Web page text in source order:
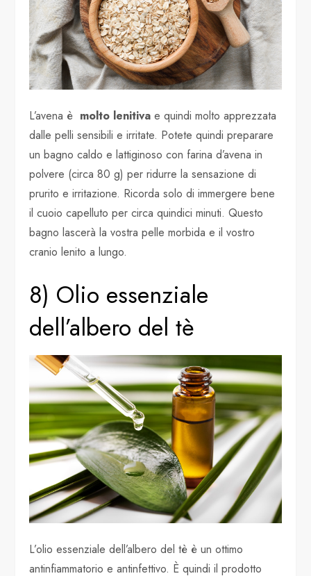
L’avena è molto lenitiva e quindi molto apprezzata
dalle pelli sensibili e irritate. Potete quindi preparare
un bagno caldo e lattiginoso con farina d’avena in
polvere (circa 80 g) per ridurre la sensazione di
prurito e irritazione. Ricorda solo di immergere bene
il cuoio capelluto per circa quindici minuti. Questo
bagno lascerà la vostra pelle morbida e il vostro
cranio lenito a lungo.
8) Olio essenziale
dell’albero del tè
L’olio essenziale dell’albero del tè è un ottimo
antinfiammatorio e antinfettivo. È quindi il prodotto